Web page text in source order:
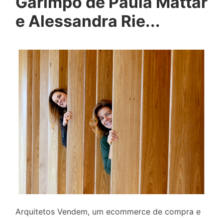
e Alessandra Rie...
Arquitetos Vendem, um ecommerce de compra e